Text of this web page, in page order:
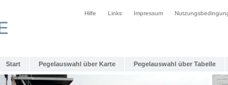
Hilfe Links Impressum
Start Pegelauswahl über Karte Pegelauswahl über Tabelle